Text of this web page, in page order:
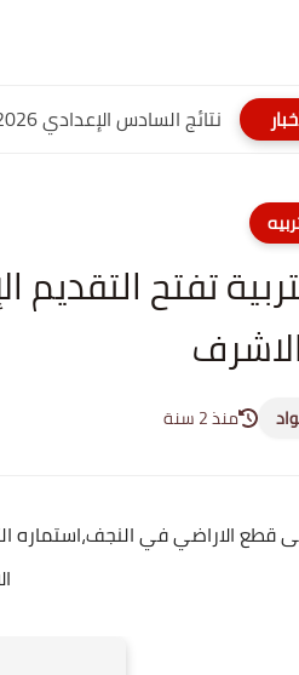
نتائج السادس الإعدادي 2026 الدور الأول PDF الديوانية | موقع...
تفتح
منذ 2 سنة
قطع الاراضي في النجف،استماره